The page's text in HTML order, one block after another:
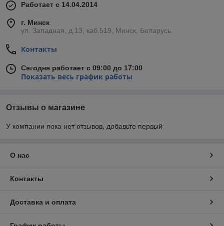
Работает с 14.04.2014
г. Минск
ул. Западная, д.13, каб.519, Минск, Беларусь
Контакты
Сегодня работает с 09:00 до 17:00
Показать весь график работы
Отзывы о магазине
У компании пока нет отзывов, добавьте первый
О нас
Контакты
Доставка и оплата